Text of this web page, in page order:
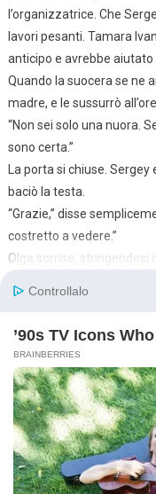
l’organizzatrice. Che
lavori pesanti. Tamara
anticipo e avrebbe aiutato
Quando la suocera se ne
madre, e le sussurrò
“Non sei solo una nuora.
sono certa.”
La porta si chiuse.
baciò la testa.
“Grazie,” disse
costretto a vedere.”
Olga sorrise, stringendosi
finalmente un nuovo
tutto in silenzio sulle
rispettata, ascoltata.
Un mese dopo,
semplicemente così,
arrivò con del borscht già
usando la ricetta di Olga.